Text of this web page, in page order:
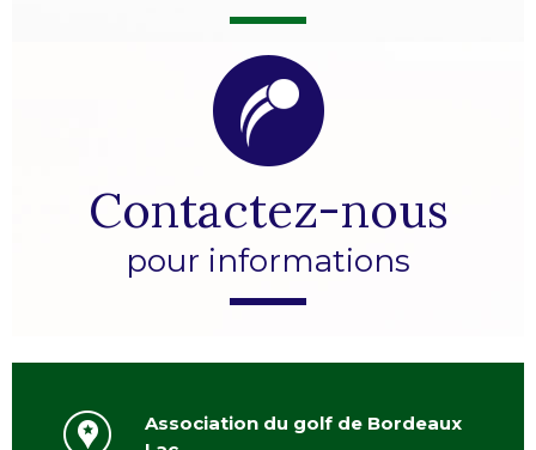
Contactez-nous
pour informations
Association du golf de Bordeaux